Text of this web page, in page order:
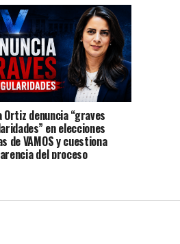
Ortiz denuncia “graves
en elecciones
de VAMOS y cuestiona
del proceso